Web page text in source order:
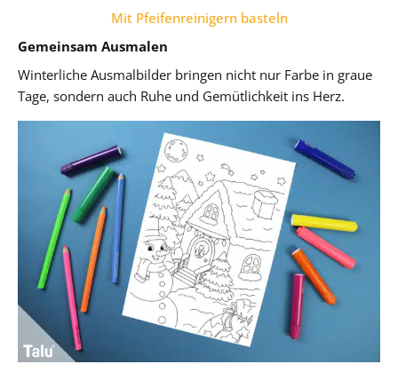
Mit Pfeifenreinigern basteln
Gemeinsam Ausmalen
Winterliche Ausmalbilder bringen nicht nur Farbe in graue
Tage, sondern auch Ruhe und Gemütlichkeit ins Herz.